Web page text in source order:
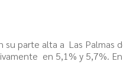
parte alta a Las Palmas
en 5,1% y 5,7%. En